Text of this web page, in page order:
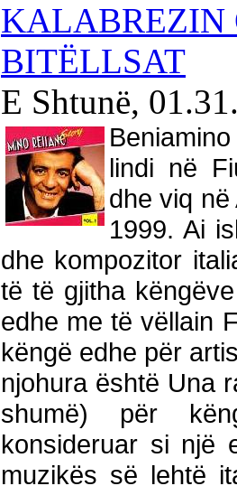
KALABREZIN
BITËLLSAT
E Shtunë,
lindi në
dhe viq
1999. Ai
dhe kompozitor
të të gjitha
edhe me të vëllain
këngë edhe për
njohura është Una
shumë) për
konsideruar si një
muzikës së lehtë